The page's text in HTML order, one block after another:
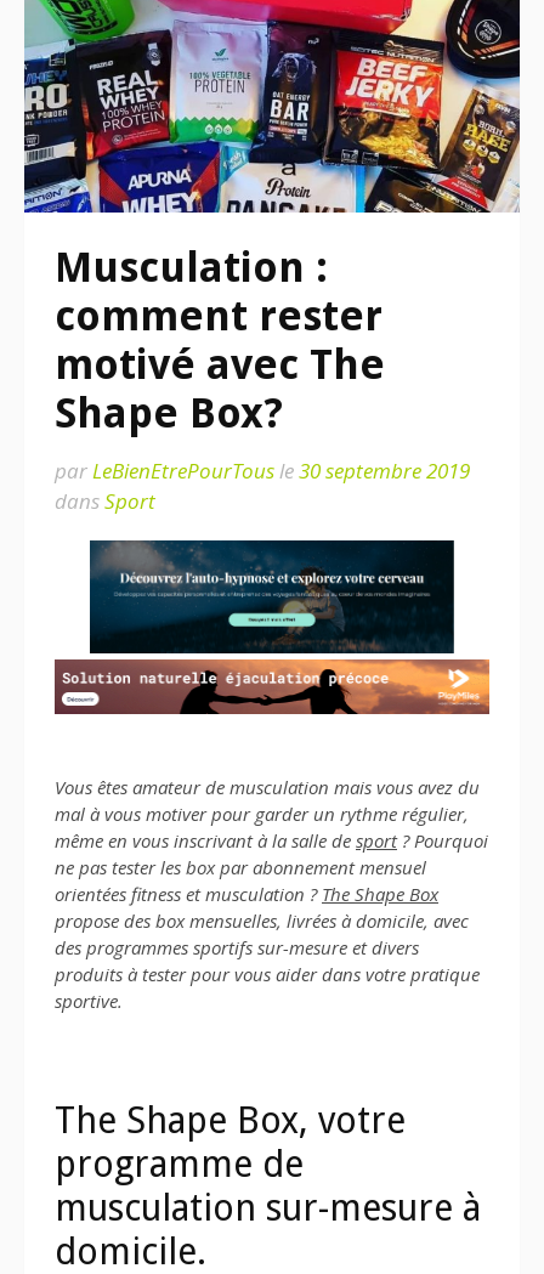
Musculation :
comment rester
motivé avec The
Shape Box?
parLeBienEtrePourTousle30 septembre 2019
dansSport
Vous êtes amateur de musculation mais vous avez du
mal à vous motiver pour garder un rythme régulier,
même en vous inscrivant à la salle de sport? Pourquoi
ne pas tester les box par abonnement mensuel
orientées fitness et musculation ? The Shape Box
propose des box mensuelles, livrées à domicile, avec
des programmes sportifs sur-mesure et divers
produits à tester pour vous aider dans votre pratique
sportive.
The Shape Box, votre
programme de
musculation sur-mesure à
domicile.